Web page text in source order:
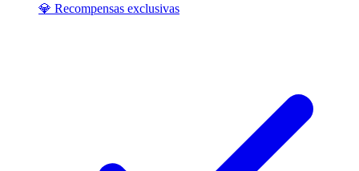
💎 Recompensas exclusivas